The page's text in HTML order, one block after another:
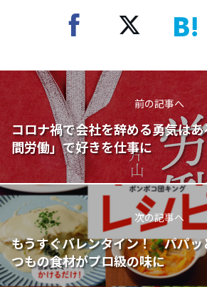
前の記事へ
コロナ禍で会社を辞める勇気は
間労働」で好きを仕事に
次の記事へ
もうすぐバレンタイン！ パパ
つもの食材がプロ級の味に